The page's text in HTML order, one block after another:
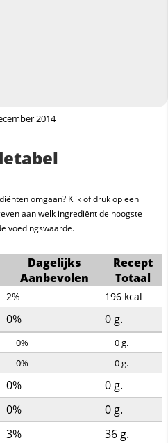
2014
omgaan? Klik of druk op een
aan welk ingrediënt de hoogste
voedingswaarde.
Dagelijks
Aanbevolen
Recept
Totaal
2% 196 kcal
0% 0 g.
0% 0g.
0% 0g.
0% 0 g.
0% 0 g.
3% 36 g.